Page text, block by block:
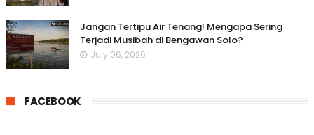
Jangan Tertipu Air Tenang! Mengapa Sering
Terjadi Musibah di Bengawan Solo?
July 06, 2026
FACEBOOK